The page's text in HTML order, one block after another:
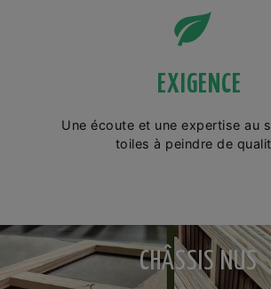
EXIGENCE
Une écoute et une expertise au
toiles à peindre de
CHÂSSIS NUS